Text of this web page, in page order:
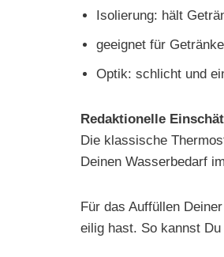
Isolierung: hält
geeignet für
Optik: schlicht und
Redaktionelle
Die klassische
Deinen Wasserbedarf
Für das Auffüllen
eilig hast. So kannst